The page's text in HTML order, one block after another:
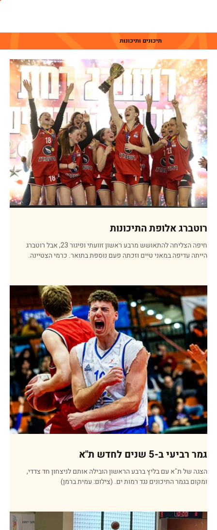
תיכונים ותיכונות
רוטברג אלופת התיכונות
חיפה הצליחה להתאושש מרבע ראשון זוועתי ופיגור 23, אבל רוטברג
הייתה עדיפה במאני טיים וזכתה פעם נוספת בתואר. כרמי הצטיינה.
גמר רביעי ב-5 שנים לחדש ת"א
הצגה של ת"א עם בליץ ברבע הראשון הובילה אותם לניצחון חד צדדי,
ומקום בגמר התיכונים נגד רמות ים. (צילום: עמית ברמן)